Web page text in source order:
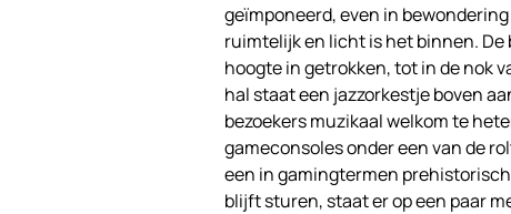
geïmponeerd, even in
ruimtelijk en licht is het binnen.
hoogte in getrokken, tot in de nok
hal staat een jazzorkestje boven
bezoekers muzikaal welkom te
gameconsoles onder een van de
een in gamingtermen
blijft sturen, staat er op een paar